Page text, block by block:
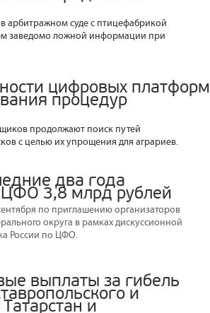
арбитражном суде с птицефабрикой
заведомо ложной информации при
цифровых платформ
процедур
продолжают поиск путей
с целью их упрощения для аграриев.
два года
3,8 млрд рублей
по приглашению организаторов
округа в рамках дискуссионной
России по ЦФО.
выплаты за гибель
и
и